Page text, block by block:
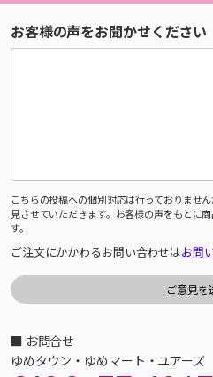
お客様の声をお聞かせください
こちらの投稿への個別対応は行っておりませ
見させていただきます。お客様の声をもとに
す。
ご注文にかかわるお問い合わせはお問
■ お問合せ
ゆめタウン・ゆめマート・ユアーズ